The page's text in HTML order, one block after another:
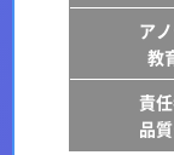
ア
教
責
品